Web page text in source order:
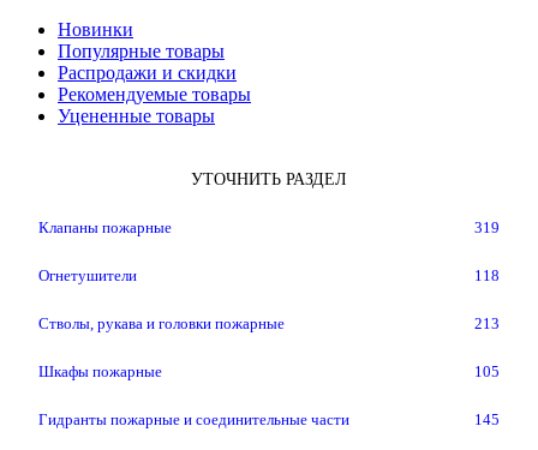
Новинки
Популярные товары
Распродажи и скидки
Рекомендуемые товары
Уцененные товары
УТОЧНИТЬ РАЗДЕЛ
Клапаны пожарные 319
Огнетушители 118
Стволы, рукава и головки пожарные 213
Шкафы пожарные 105
Гидранты пожарные и соединительные части 145